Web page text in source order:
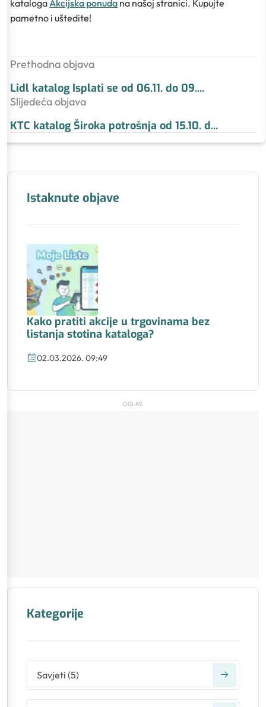
kataloga Akcijska ponuda na našoj stranici. Kupujte
pametno i uštedite!
Prethodna objava
Lidl katalog Isplati se od 06.11. do 09....
Slijedeća objava
KTC katalog Široka potrošnja od 15.10. d...
Istaknute objave
Kako pratiti akcije u trgovinama bez
listanja stotina kataloga?
02.03.2026. 09:49
OGLAS
Kategorije
Savjeti (5)